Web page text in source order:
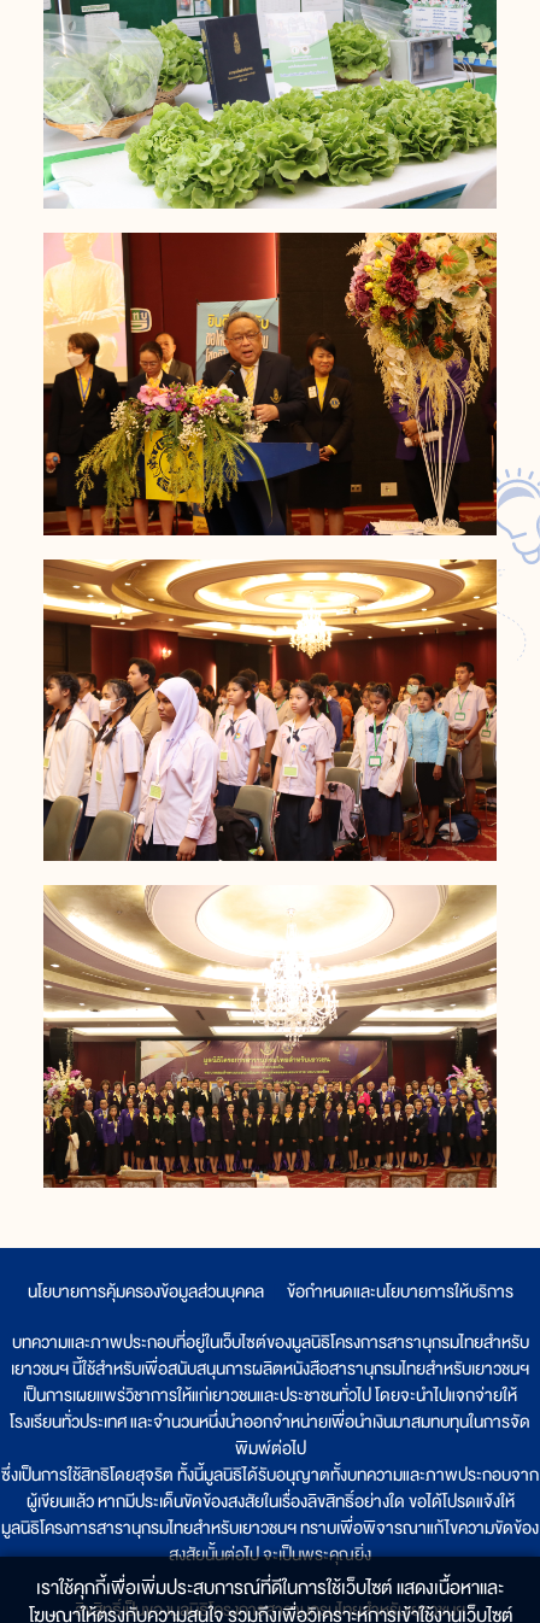
นโยบายการคุ้มครองข้อมูลส่วนบุคคล
ข้อกำหนดและนโยบายการให้บริการ
บทความและภาพประกอบที่อยู่ในเว็บไซต์ของมูลนิธิโครงการสารานุกรมไทยสำหรับ
เยาวชนฯ นี้ใช้สำหรับเพื่อสนับสนุนการผลิตหนังสือสารานุกรมไทยสำหรับเยาวชนฯ
เป็นการเผยแพร่วิชาการให้แก่เยาวชนและประชาชนทั่วไป โดยจะนำไปแจกจ่ายให้
โรงเรียนทั่วประเทศ และจำนวนหนึ่งนำออกจำหน่ายเพื่อนำเงินมาสมทบทุนในการจัด
พิมพ์ต่อไป
ซึ่งเป็นการใช้สิทธิโดยสุจริต ทั้งนี้มูลนิธิได้รับอนุญาตทั้งบทความและภาพประกอบจาก
ผู้เขียนแล้ว หากมีประเด็นขัดข้องสงสัยในเรื่องลิขสิทธิ์อย่างใด ขอได้โปรดแจ้งให้
มูลนิธิโครงการสารานุกรมไทยสำหรับเยาวชนฯ ทราบเพื่อพิจารณาแก้ไขความขัดข้อง
สงสัยนั้นต่อไป จะเป็นพระคุณยิ่ง
ลิขสิทธิ์เป็นของมูลนิธิโครงการสารานุกรมไทยสำหรับเยาวชนฯ
เราใช้คุกกี้เพื่อเพิ่มประสบการณ์ที่ดีในการใช้เว็บไซต์ แสดงเนื้อหาและ
โฆษณาให้ตรงกับความสนใจ รวมถึงเพื่อวิเคราะห์การเข้าใช้งานเว็บไซต์